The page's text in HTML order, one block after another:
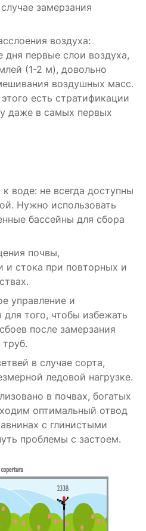
замерзания
воздуха:
дня первые слои воздуха,
(1-2 м), довольно
воздушных масс.
есть стратификации
даже в самых первых
воде: не всегда доступны
Нужно использовать
бассейны для сбора
почвы,
и стока при повторных и
управление и
того, чтобы избежать
после замерзания
в случае сорта,
ледовой нагрузке.
в почвах, богатых
оптимальный отвод
с глинистыми
проблемы с застоем.